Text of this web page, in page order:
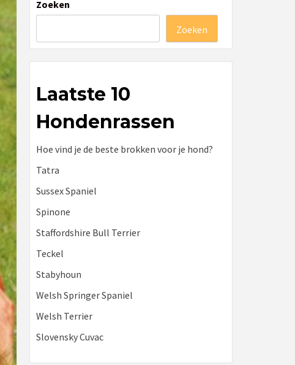
Zoeken
Zoeken
Laatste 10
Hondenrassen
Hoe vind je de beste brokken voor je hond?
Tatra
Sussex Spaniel
Spinone
Staffordshire Bull Terrier
Teckel
Stabyhoun
Welsh Springer Spaniel
Welsh Terrier
Slovensky Cuvac